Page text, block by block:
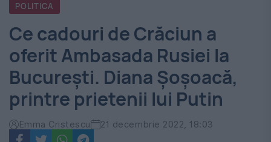
România
-
Evenimentul
Zilei
POLITICA
Ce cadouri de Crăciun a
oferit Ambasada Rusiei la
București. Diana Șoșoacă,
printre prietenii lui Putin
Emma Cristescu 21 decembrie 2022, 18:03